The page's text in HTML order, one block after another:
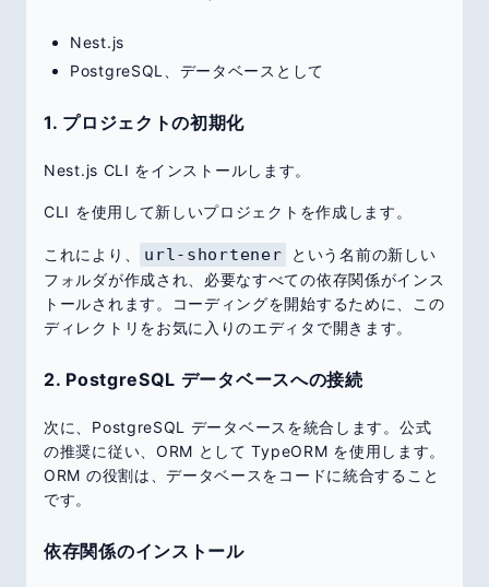
Nest.js
PostgreSQL、データベースとして
1. プロジェクトの初期化
Nest.js CLI をインストールします。
CLI を使用して新しいプロジェクトを作成します。
これにより、 url-shortener
という名前の新しい
フォルダが作成され、必要なすべての依存関係がインス
トールされます。コーディングを開始するために、この
ディレクトリをお気に入りのエディタで開きます。
2. PostgreSQL データベースへの接続
次に、PostgreSQL データベースを統合します。公式
の推奨に従い、ORM として TypeORM を使用します。
ORM の役割は、データベースをコードに統合すること
です。
依存関係のインストール